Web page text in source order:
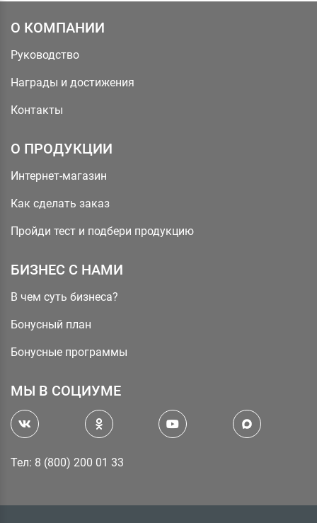
О КОМПАНИИ
Руководство
Награды и достижения
Контакты
О ПРОДУКЦИИ
Интернет-магазин
Как сделать заказ
Пройди тест и подбери продукцию
БИЗНЕС С НАМИ
В чем суть бизнеса?
Бонусный план
Бонусные программы
МЫ В СОЦИУМЕ
Тел: 8 (800) 200 01 33